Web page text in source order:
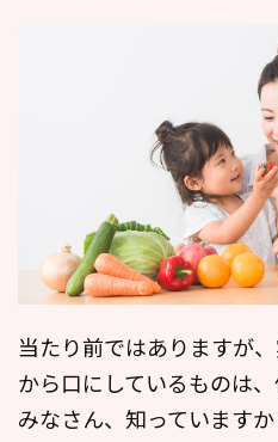
当たり前ではありますが
から口にしているものは
みなさん、知っていますか